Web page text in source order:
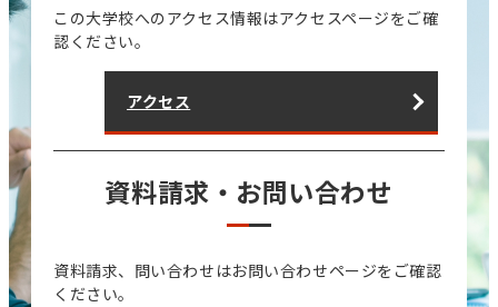
この大学校へのアクセス情報はアクセスページをご確
認ください。
アクセス
資料請求・お問い合わせ
資料請求、問い合わせはお問い合わせページをご確認
ください。